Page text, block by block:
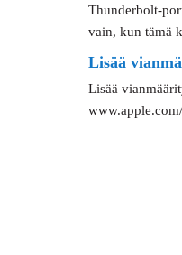
Thunderbolt-
vain, kun tämä
Lisää
Lisää